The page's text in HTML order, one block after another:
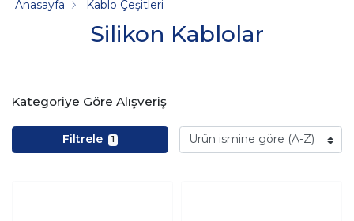
Silikon Kablolar
Anasayfa Kablo Çeşitleri
Kategoriye Göre Alışveriş
Filtrele 1